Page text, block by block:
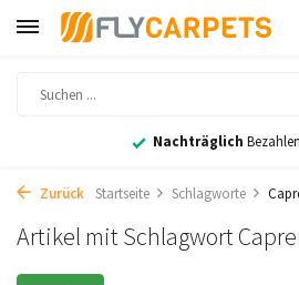
Nachträglich
Zurück Startseite Schlagworte
Artikel mit Schlagwort